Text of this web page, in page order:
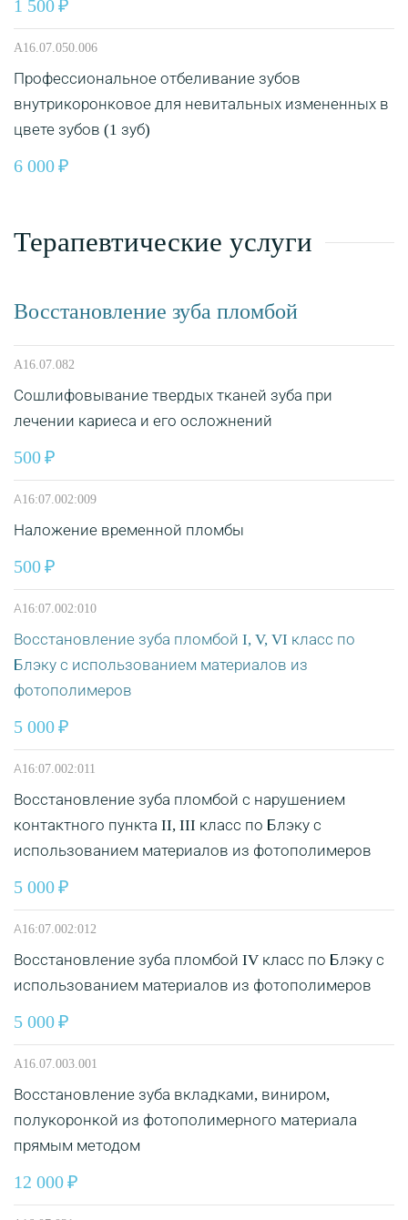
1 500
A16.07.050.006
Профессиональное отбеливание зубов
внутрикоронковое для невитальных измененных в
цвете зубов (1 зуб)
6 000
Терапевтические услуги
Восстановление зуба пломбой
A16.07.082
Сошлифовывание твердых тканей зуба при
лечении кариеса и его осложнений
500
А16:07.002:009
Наложение временной пломбы
500
А16:07.002:010
Восстановление зуба пломбой I, V, VI класс по
Блэку с использованием материалов из
фотополимеров
5 000
А16:07.002:011
Восстановление зуба пломбой с нарушением
контактного пункта II, III класс по Блэку с
использованием материалов из фотополимеров
5 000
А16:07.002:012
Восстановление зуба пломбой IV класс по Блэку с
использованием материалов из фотополимеров
5 000
A16.07.003.001
Восстановление зуба вкладками, виниром,
полукоронкой из фотополимерного материала
прямым методом
12 000